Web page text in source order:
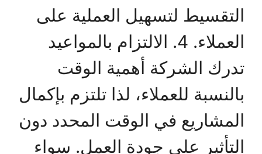
التقسيط لتسهيل العملية على
العملاء. 4. الالتزام بالمواعيد
تدرك الشركة أهمية الوقت
بالنسبة للعملاء، لذا تلتزم بإكمال
المشاريع في الوقت المحدد دون
التأثير على جودة العمل. سواء